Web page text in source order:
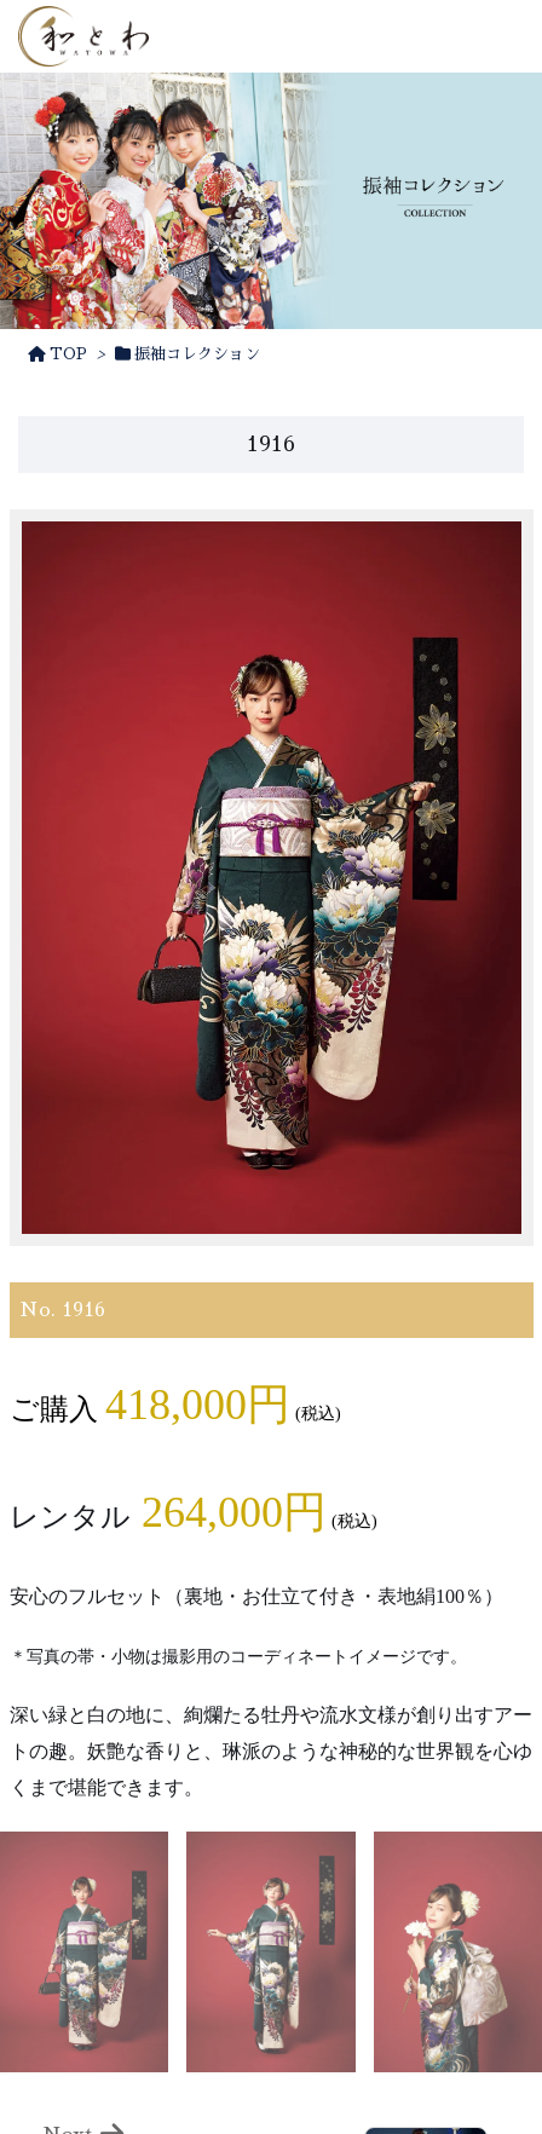
TOP > 振袖コレクション
1916
No. 1916
ご購入 418,000円 (税込)
レンタル 264,000円 (税込)
安心のフルセット（裏地・お仕立て付き・表地絹100％）
＊写真の帯・小物は撮影用のコーディネートイメージです。
深い緑と白の地に、絢爛たる牡丹や流水文様が創り出すアー
トの趣。妖艶な香りと、琳派のような神秘的な世界観を心ゆ
くまで堪能できます。